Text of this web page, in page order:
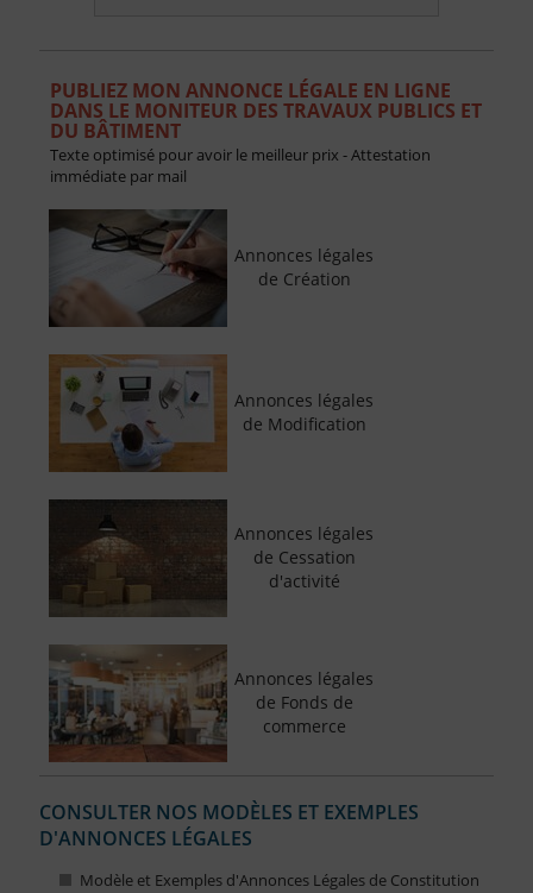
PUBLIEZ MON ANNONCE LÉGALE EN LIGNE
DANS LE MONITEUR DES TRAVAUX PUBLICS ET
DU BÂTIMENT
Texte optimisé pour avoir le meilleur prix - Attestation
immédiate par mail
Annonces légales
de Création
Annonces légales
de Modification
Annonces légales
de Cessation
d'activité
Annonces légales
de Fonds de
commerce
CONSULTER NOS MODÈLES ET EXEMPLES
D'ANNONCES LÉGALES
Modèle et Exemples d'Annonces Légales de Constitution